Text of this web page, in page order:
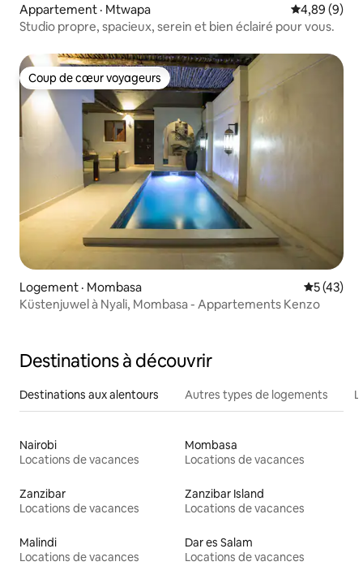
Appartement · Mtwapa Note
4,89 (9)
Studio propre, spacieux, serein et bien éclairé pour vous.
Coup de cœur voyageurs
Coup de cœur voyageurs
Logement · Mombasa Note
5 (43)
Küstenjuwel à Nyali, Mombasa - Appartements Kenzo
Destinations à découvrir
Destinations aux alentours Autres types de logements
Nairobi
Locations de vacances
Mombasa
Locations de vacances
Zanzibar
Locations de vacances
Zanzibar Island
Locations de vacances
Malindi
Locations de vacances
Dar es Salam
Locations de vacances